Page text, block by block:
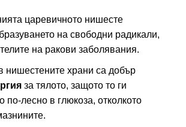
царевичното нишесте
на свободни радикали,
на ракови заболявания.
нишестените храни са добър
за тялото, защото то ги
по-лесно в глюкоза, отколкото